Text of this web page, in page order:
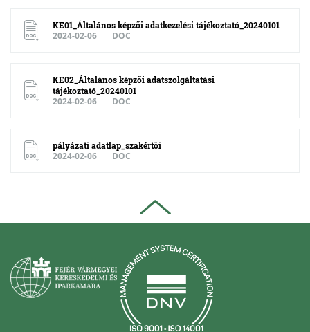
KE01_Általános képzői adatkezelési tájékoztató_20240101
2024-02-06 DOC
KE02_Általános képzői adatszolgáltatási
tájékoztató_20240101
2024-02-06 DOC
pályázati adatlap_szakértői
2024-02-06 DOC